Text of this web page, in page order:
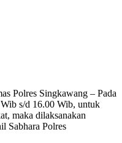
Polres Singkawang – Pada
s/d 16.00 Wib, untuk
maka dilaksanakan
Sabhara Polres